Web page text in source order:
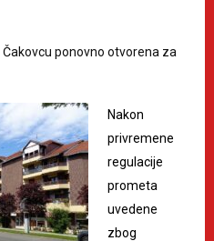
ponovno otvorena za
Nakon
privremene
regulacije
prometa
uvedene
zbog